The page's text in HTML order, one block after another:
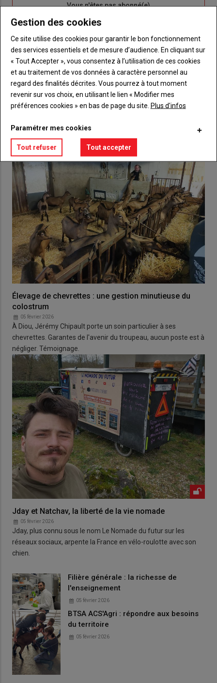
Sous-
Vous n'êtes pas abonné(e)
TITRE CRÉEZ UN COMPTE
BodyChoisissez votre formule et créez votre
compte pour accéder à tout {nom-site}.
Lien Créez un compte
Élevage de chevrettes : une gestion minutieuse du
colostrum
05 février 2026
À Diou, Jérémy Chipault porte un soin particulier à ses
chevrettes. Garantes de l'avenir du troupeau, aucun poste est à
négliger. Témoignage.
Jday et Natchav, la liberté de la vie nomade
05 février 2026
Jday, plus connu sous le nom Le Nomade du futur sur les
réseaux sociaux, arpente la France en vélo-roulotte avec son
chien.
Filière générale : la richesse de
l'enseignement
05 février 2026
BTSA ACS'Agri : répondre aux besoins
du territoire
05 février 2026
Gestion des cookies
Ce site utilise des cookies pour garantir le bon fonctionnement
des services essentiels et de mesure d’audience. En cliquant sur
« Tout Accepter », vous consentez à l’utilisation de ces cookies
et au traitement de vos données à caractère personnel au
regard des finalités décrites. Vous pourrez à tout moment
revenir sur vos choix, en utilisant le lien « Modifier mes
préférences cookies » en bas de page du site. Plus d'infos
Paramétrer mes cookies
Tout refuser Tout accepter